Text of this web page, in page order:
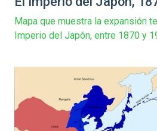
Mapa que muestra la expansión
Imperio del Japón, entre 1870 y